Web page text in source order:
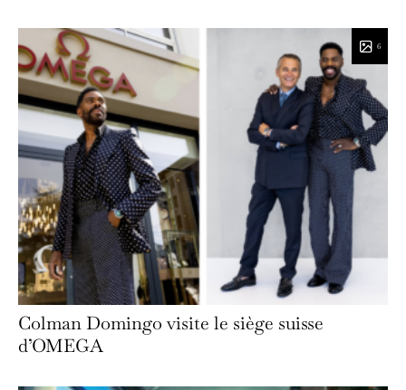
6
Colman Domingo visite le siège suisse
d’OMEGA